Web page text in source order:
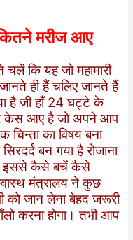
मरीज आए
कि यह जो महामारी
ही हैं चलिए जानते हैं
है जी हाँ 24 घट्टे के
केस आए है जो अपने आप
चिन्ता का विषय बना
बन गया है रोजाना
इससे कैसे बचें कैसे
मंत्रालय ने कुछ
को जान लेना बेहद जरूरी
करना होगा। तभी आप